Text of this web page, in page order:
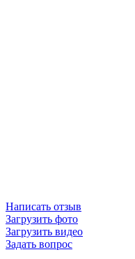
Написать отзыв
Загрузить фото
Загрузить видео
Задать вопрос